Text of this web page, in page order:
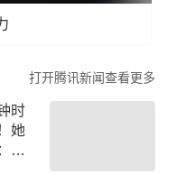
打开腾讯新闻查看更多
时
她
坚